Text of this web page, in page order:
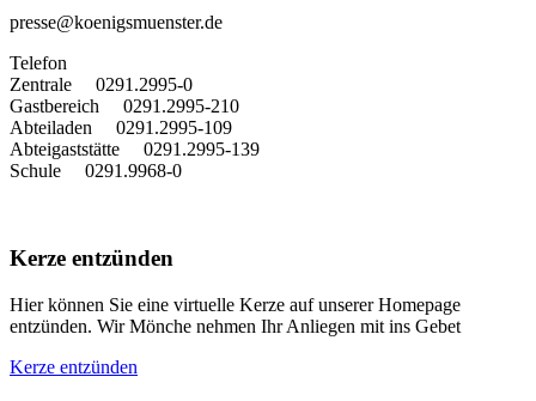
presse@koenigsmuenster.de
Telefon
Zentrale 0291.2995-0
Gastbereich 0291.2995-210
Abteiladen 0291.2995-109
Abteigaststätte 0291.2995-139
Schule 0291.9968-0
Kerze entzünden
Hier können Sie eine virtuelle Kerze auf unserer Homepage
entzünden. Wir Mönche nehmen Ihr Anliegen mit ins Gebet
Kerze entzünden